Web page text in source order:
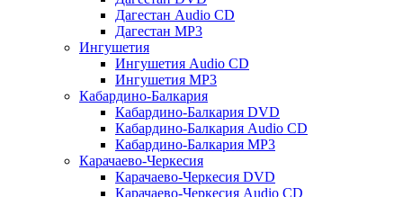
Дагестан Audio CD
Дагестан MP3
Ингушетия
Ингушетия Audio CD
Ингушетия MP3
Кабардино-Балкария
Кабардино-Балкария DVD
Кабардино-Балкария Audio CD
Кабардино-Балкария MP3
Карачаево-Черкесия
Карачаево-Черкесия DVD
Карачаево-Черкесия Audio CD